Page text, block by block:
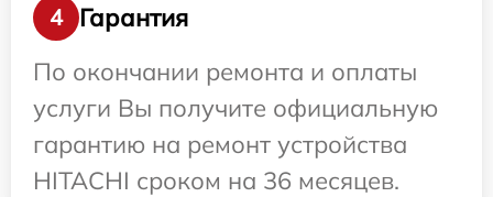
4
Гарантия
По окончании ремонта и оплаты
услуги Вы получите официальную
гарантию на ремонт устройства
HITACHI сроком на 36 месяцев.